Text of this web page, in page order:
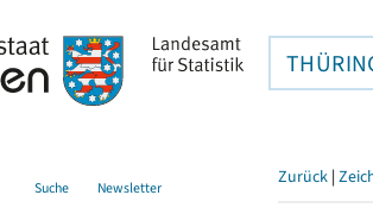
Suche Newsletter Zurück |